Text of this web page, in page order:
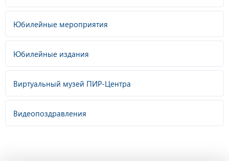
Юбилейные мероприятия
Юбилейные издания
Виртуальный музей ПИР-Центра
Видеопоздравления